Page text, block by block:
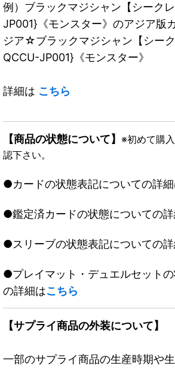
例）ブラックマジシャン【シーク
JP001}《モンスター》のアジア版
ジア☆ブラックマジシャン【シー
QCCU-JP001}《モンスター》
詳細は こちら
【商品の状態について】 ※初めて購
認下さい。
●カードの状態表記についての詳
●鑑定済カードの状態についての
●スリーブの状態表記についての
●プレイマット・デュエルセット
の詳細はこちら
【サプライ商品の外装について】
一部のサプライ商品の生産時期や